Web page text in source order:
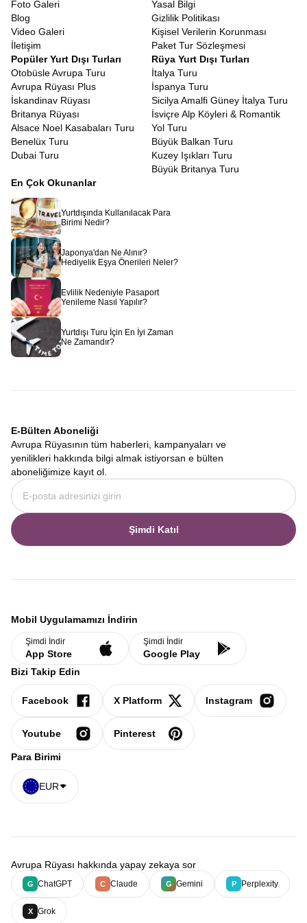
gereklidir. Biz de Avrupa Rüyası olarak Güney Fransa turu vize
konusunda sizlere tam destek sunuyoruz. Evrak hazırlığından
randevu süreçlerine kadar tüm aşamalarda danışmanlarımız
yanınızda oluyor. Bazı pasaport türlerinin vizeden muaf olması ise
ayrı bir kolaylık sağlıyor. Başvuru sürecinin nasıl ilerleyeceğini
size adım adım aktarıyoruz.
Fransa Rivierası Turu Ekstra Turlar Dahil
Birçoğunun aklına yaz ayları gelse de,
Fransa Rivierası kış turu
bambaşka bir huzur taşıyor. Yaz kalabalığı yok, şehirler daha
sakin, manzaralar daha dingin. Kışın bile ılıman olan iklim
sayesinde dış mekânların tadını çıkarabilir, Provence’ın sessiz
köylerinde fotoğraf çekebilir, sahil boyunca romantik yürüyüşler
yapabilirsiniz. Kış döneminde otellerin uygun fiyatlarla hizmet
vermesi ise ekstra bir avantaj sunuyor.
Avrupa Rüyası olarak hazırladığımız bu tur, yalnızca bir yolculuk
değil, duyularınızı besleyen, ruhunuzu dinlendiren, estetik algınızı
genişleten bir deneyimdir.
Turuile Provence köyleri, şarap bağları, lüks sahil kasabaları ve
tarih dolu şehirler. Hepsi aynı programın içinde birleşiyor. Eğer siz
de Akdeniz’in güneşine, Provence’ın lavanta kokulu sokaklarına
ve Rivierası’nın zarafetine dokunmak istiyorsanız doğru
yerdesiniz. Bu masalsı yolculuğu birlikte gerçekleştirmek için
Avrupa Rüyası
Foto Galeri
Blog
Video Galeri
İletişim
Yasal Bilgi
Gizlilik Politikası
Kişisel Verilerin Korunması
Paket Tur Sözleşmesi
Popüler Yurt Dışı Turları
Otobüsle Avrupa Turu
Avrupa Rüyası Plus
İskandinav Rüyası
Britanya Rüyası
Alsace Noel Kasabaları Turu
Benelüx Turu
Dubai Turu
Rüya Yurt Dışı Turları
İtalya Turu
İspanya Turu
Sicilya Amalfi Güney İtalya Turu
İsviçre Alp Köyleri & Romantik
Yol Turu
Büyük Balkan Turu
Kuzey Işıkları Turu
Büyük Britanya Turu
En Çok Okunanlar
Yurtdışında Kullanılacak Para
Birimi Nedir?
Japonya'dan Ne Alınır?
Hediyelik Eşya Önerileri Neler?
Evlilik Nedeniyle Pasaport
Yenileme Nasıl Yapılır?
Yurtdışı Turu İçin En İyi Zaman
Ne Zamandır?
E-Bülten Aboneliği
Avrupa Rüyasının tüm haberleri, kampanyaları ve
yenilikleri hakkında bilgi almak istiyorsan e bülten
aboneliğimize kayıt ol.
Şimdi Katıl
Mobil Uygulamamızı İndirin
Şimdi İndir
App Store
Şimdi İndir
Google Play
Bizi Takip Edin
Facebook X Platform Instagram
Youtube Pinterest
Para Birimi
EUR
Avrupa Rüyası hakkında yapay zekaya sor
G ChatGPT C Claude G Gemini P Perplexity
X Grok